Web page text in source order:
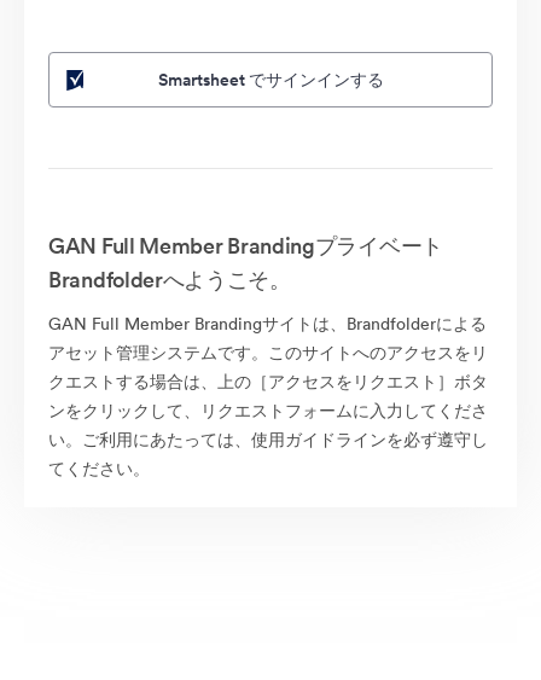
Smartsheet でサインインする
GAN Full Member Brandingプライベート
Brandfolderへようこそ。
GAN Full Member Brandingサイトは、Brandfolderによる
アセット管理システムです。このサイトへのアクセスをリ
クエストする場合は、上の［アクセスをリクエスト］ボタ
ンをクリックして、リクエストフォームに入力してくださ
い。ご利用にあたっては、使用ガイドラインを必ず遵守し
てください。